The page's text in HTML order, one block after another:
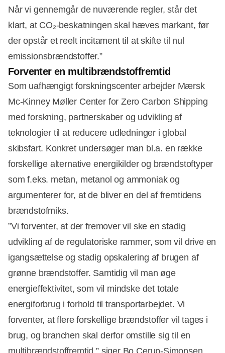
Når vi gennemgår de nuværende regler, står det
klart, at CO₂-beskatningen skal hæves markant, før
der opstår et reelt incitament til at skifte til nul
emissionsbrændstoffer.”
Forventer en multibrændstoffremtid
Som uafhængigt forskningscenter arbejder Mærsk
Mc-Kinney Møller Center for Zero Carbon Shipping
med forskning, partnerskaber og udvikling af
teknologier til at reducere udledninger i global
skibsfart. Konkret undersøger man bl.a. en række
forskellige alternative energikilder og brændstoftyper
som f.eks. metan, metanol og ammoniak og
argumenterer for, at de bliver en del af fremtidens
brændstofmiks.
”Vi forventer, at der fremover vil ske en stadig
udvikling af de regulatoriske rammer, som vil drive en
igangsættelse og stadig opskalering af brugen af
grønne brændstoffer. Samtidig vil man øge
energieffektivitet, som vil mindske det totale
energiforbrug i forhold til transportarbejdet. Vi
forventer, at flere forskellige brændstoffer vil tages i
brug, og branchen skal derfor omstille sig til en